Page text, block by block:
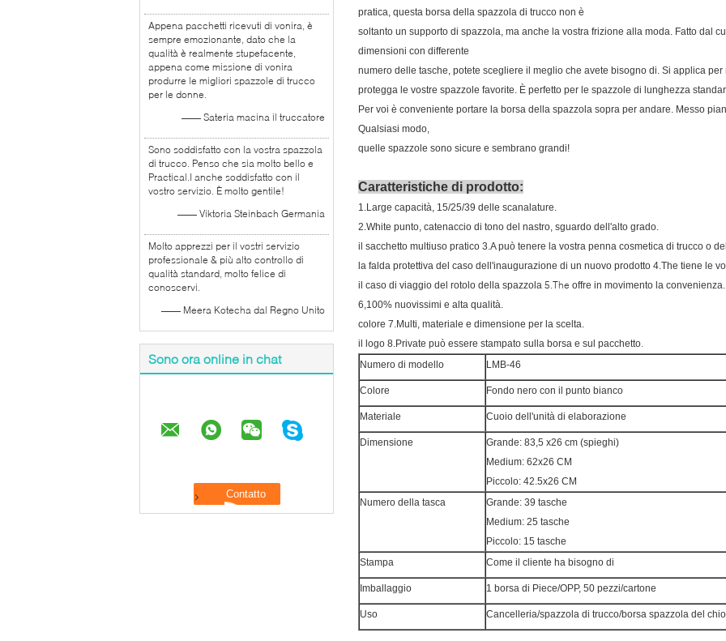
Appena pacchetti ricevuti di vonira, è
sempre emozionante, dato che la
qualità è realmente stupefacente,
appena come missione di vonira
produrre le migliori spazzole di trucco
per le donne.
—— Sateria macina il truccatore
Sono soddisfatto con la vostra spazzola
di trucco. Penso che sia molto bello e
Practical.I anche soddisfatto con il
vostro servizio. È molto gentile!
—— Viktoria Steinbach Germania
Molto apprezzi per il vostri servizio
professionale & più alto controllo di
qualità standard, molto felice di
conoscervi.
—— Meera Kotecha dal Regno Unito
Sono ora online in chat
pratica, questa borsa della spazzola di trucco non è
soltanto un supporto di spazzola, ma anche la vostra frizione alla moda. Fatto dal
dimensioni con differente
numero delle tasche, potete scegliere il meglio che avete bisogno di. Si applica per
protegga le vostre spazzole favorite. È perfetto per le spazzole di lunghezza
Per voi è conveniente portare la borsa della spazzola sopra per andare. Messo
Qualsiasi modo,
quelle spazzole sono sicure e sembrano grandi!
Caratteristiche di prodotto:
1.Large capacità, 15/25/39 delle scanalature.
2.White punto, catenaccio di tono del nastro, sguardo dell'alto grado.
il sacchetto multiuso pratico 3.A può tenere la vostra penna cosmetica di trucco o
la falda protettiva del caso dell'inaugurazione di un nuovo prodotto 4.The tiene le
il caso di viaggio del rotolo della spazzola 5.The offre in movimento la convenienza.
6,100% nuovissimi e alta qualità.
colore 7.Multi, materiale e dimensione per la scelta.
il logo 8.Private può essere stampato sulla borsa e sul pacchetto.
Numero di modello LMB-46
Colore Fondo nero con il punto bianco
Materiale Cuoio dell'unità di elaborazione
Dimensione
Grande: 83,5 x26 cm (spieghi)
Medium: 62x26 CM
Piccolo: 42.5x26 CM
Numero della tasca
Grande: 39 tasche
Medium: 25 tasche
Piccolo: 15 tasche
Stampa
Come il cliente ha bisogno di
Imballaggio 1 borsa di Piece/OPP, 50 pezzi/cartone
Uso Cancelleria/spazzola di trucco/borsa spazzola del